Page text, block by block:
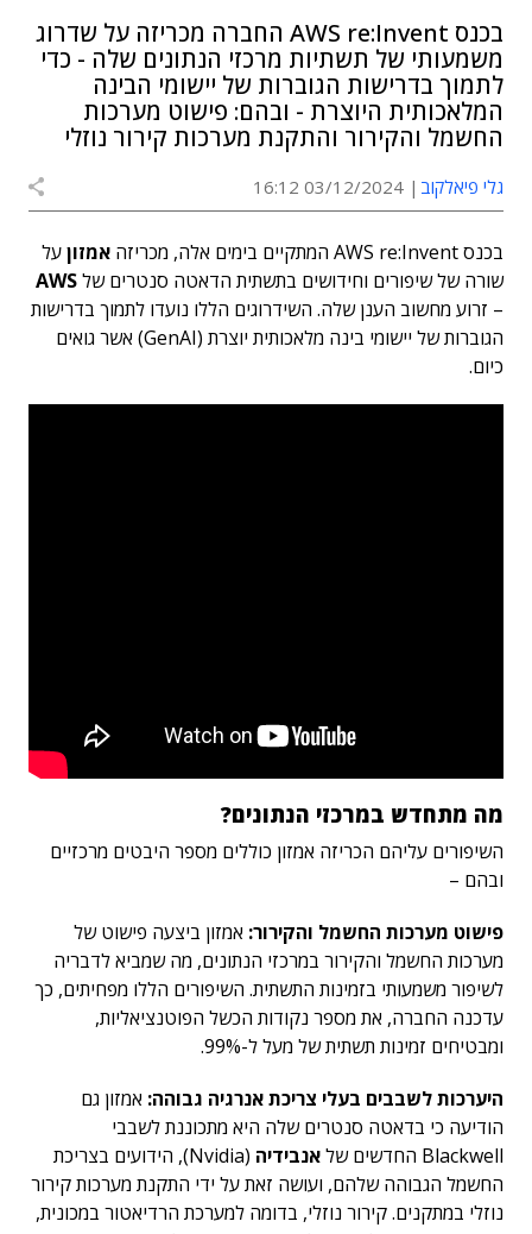
בכנס AWS re:Invent החברה מכריזה על שדרוג
משמעותי של תשתיות מרכזי הנתונים שלה - כדי
לתמוך בדרישות הגוברות של יישומי הבינה
המלאכותית היוצרת - ובהם: פישוט מערכות
החשמל והקירור והתקנת מערכות קירור נוזלי
גלי פיאלקוב 03/12/2024 16:12
בכנס AWS re:Invent המתקיים בימים אלה, מכריזה אמזוןעל
שורה של שיפורים וחידושים בתשתית הדאטה סנטרים שלAWS
– זרוע מחשוב הענן שלה. השידרוגים הללו נועדו לתמוך בדרישות
הגוברות של יישומי בינה מלאכותית יוצרת (GenAI) אשר גואים
כיום.
מה מתחדש במרכזי הנתונים?
השיפורים עליהם הכריזה אמזון כוללים מספר היבטים מרכזיים
ובהם –
פישוט מערכות החשמל והקירור: אמזון ביצעה פישוט של
מערכות החשמל והקירור במרכזי הנתונים, מה שמביא לדבריה
לשיפור משמעותי בזמינות התשתית. השיפורים הללו מפחיתים, כך
עדכנה החברה, את מספר נקודות הכשל הפוטנציאליות,
ומבטיחים זמינות תשתית של מעל ל-99%.
היערכות לשבבים בעלי צריכת אנרגיה גבוהה: אמזון גם
הודיעה כי בדאטה סנטרים שלה היא מתכוננת לשבבי
Blackwell החדשים של
אנבידיה
(Nvidia), הידועים בצריכת
החשמל הגבוהה שלהם, ועושה זאת על ידי התקנת מערכות קירור
נוזלי במתקנים. קירור נוזלי, בדומה למערכת הרדיאטור במכונית,